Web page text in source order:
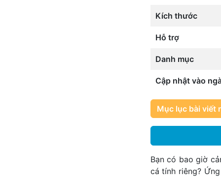
Kích thước
Hỗ trợ
Danh mục
Cập nhật vào
Mục lục bài viết
Bạn có bao giờ
cá tính riêng?